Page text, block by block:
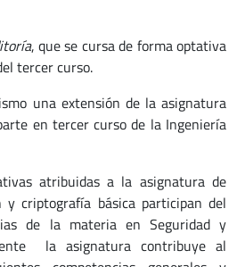
, que se cursa de forma optativa
tercer curso.
una extensión de la asignatura
en tercer curso de la Ingeniería
atribuidas a la asignatura de
criptografía básica participan del
de la materia en Seguridad y
la asignatura contribuye al